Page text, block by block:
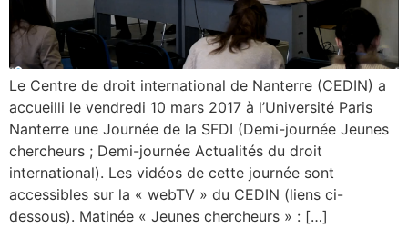
Le Centre de droit international de Nanterre (CEDIN) a
accueilli le vendredi 10 mars 2017 à l’Université Paris
Nanterre une Journée de la SFDI (Demi-journée Jeunes
chercheurs ; Demi-journée Actualités du droit
international). Les vidéos de cette journée sont
accessibles sur la « webTV » du CEDIN (liens ci-
dessous). Matinée « Jeunes chercheurs » : […]